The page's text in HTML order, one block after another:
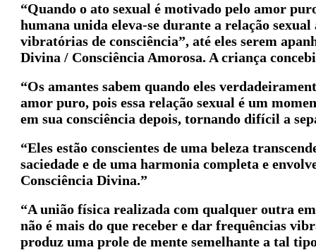
“Quando o ato sexual é motivado pelo amor
humana unida eleva-se durante a relação
vibratórias de consciência”, até eles serem
Divina / Consciência Amorosa. A criança
“Os amantes sabem quando eles
amor puro, pois essa relação sexual é um
em sua consciência depois, tornando difícil a
“Eles estão conscientes de uma beleza
saciedade e de uma harmonia completa e
Consciência Divina.”
“A união física realizada com qualquer outra
não é mais do que receber e dar frequências
produz uma prole de mente semelhante a tal